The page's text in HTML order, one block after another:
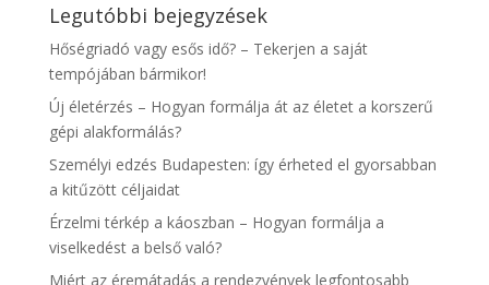
Legutóbbi bejegyzések
Hőségriadó vagy esős idő? – Tekerjen a saját
tempójában bármikor!
Új életérzés – Hogyan formálja át az életet a korszerű
gépi alakformálás?
Személyi edzés Budapesten: így érheted el gyorsabban
a kitűzött céljaidat
Érzelmi térkép a káoszban – Hogyan formálja a
viselkedést a belső való?
Miért az éremátadás a rendezvények legfontosabb